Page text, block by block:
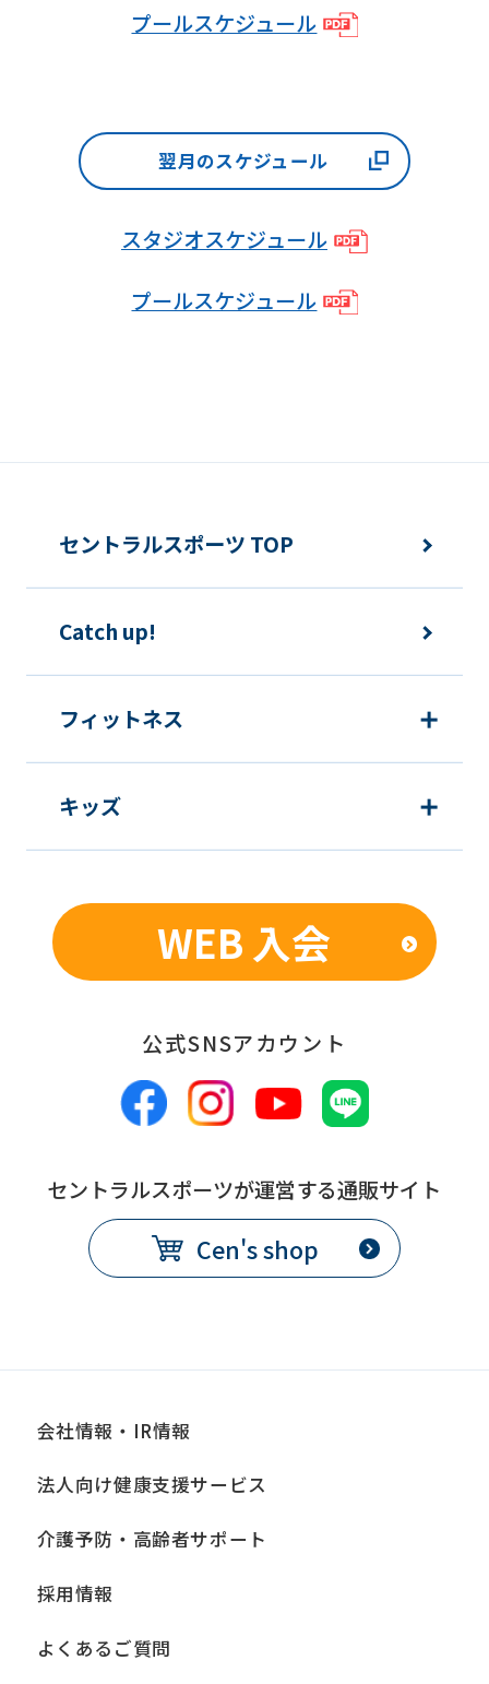
プールスケジュール
翌月のスケジュール
スタジオスケジュール
プールスケジュール
may
original
content.
We
that
before
the
Automatic
セントラルスポーツ TOP
Catch up!
フィットネス
キッズ
WEB 入会
公式SNSアカウント
セントラルスポーツが運営する通販サイト
Cen's shop
会社情報・IR情報
法人向け健康支援サービス
介護予防・高齢者サポート
採用情報
よくあるご質問